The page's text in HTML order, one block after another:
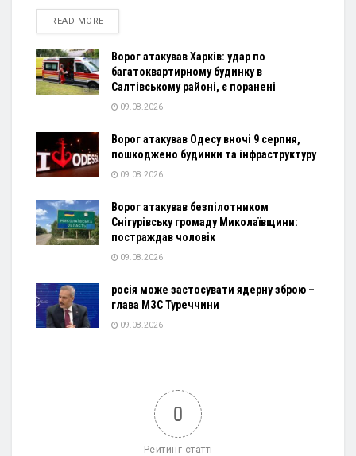
READ MOREDETAILS
Ворог атакував Харків: удар по
багатоквартирному будинку в
Салтівському районі, є поранені
09.08.2026
Ворог атакував Одесу вночі 9 серпня,
пошкоджено будинки та інфраструктуру
09.08.2026
Ворог атакував безпілотником
Снігурівську громаду Миколаївщини:
постраждав чоловік
09.08.2026
росія може застосувати ядерну зброю –
глава МЗС Туреччини
09.08.2026
0
Рейтинг статті